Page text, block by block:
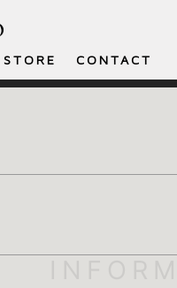
STORE CONTACT